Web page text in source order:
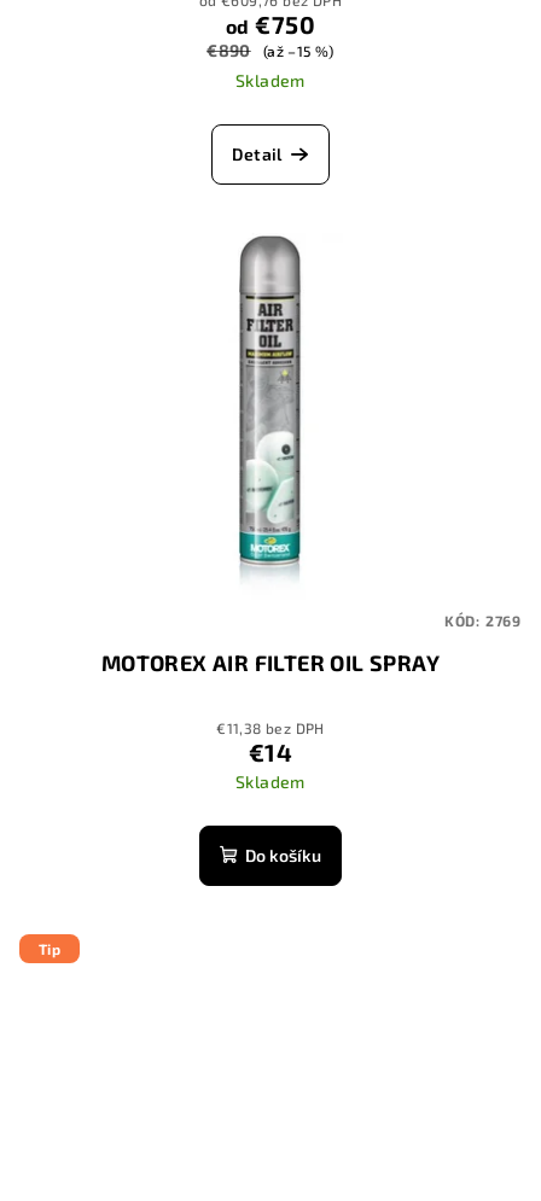
od €750
€890 (až –15 %)
Skladem
Detail
MOTOREX AIR FILTER OIL SPRAY
€11,38 bez DPH
€14
Skladem
Do košíku
KÓD: 2769
Tip